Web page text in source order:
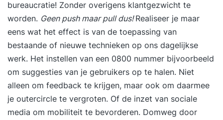
bureaucratie! Zonder overigens klantgezwicht te
worden. Geen push maar pull dus!Realiseer je maar
eens wat het effect is van de toepassing van
bestaande of nieuwe technieken op ons dagelijkse
werk. Het instellen van een 0800 nummer bijvoorbeeld
om suggesties van je gebruikers op te halen. Niet
alleen om feedback te krijgen, maar ook om daarmee
je outercircle te vergroten. Of de inzet van sociale
media om mobiliteit te bevorderen. Domweg door